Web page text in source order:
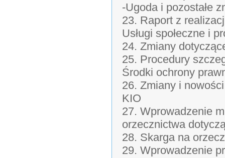
-Ugoda i pozostałe
23. Raport z
Usługi społeczne i
24. Zmiany
25. Procedury
Środki ochrony
26. Zmiany i
KIO
27. Wprowadzenie
orzecznictwa
28. Skarga na
29. Wprowadzenie